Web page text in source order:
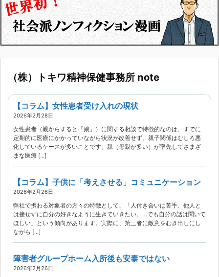
（株）トキワ精神保健事務所 note
【コラム】女性患者受け入れの現状
2026年2月28日
女性患者（親からすると「娘」）に関する相談で特徴的なのは、すでに
定期的に医療にかかっていながら状況が改善せず、親子関係はむしろ悪
化しているケースが多いことです。親（母親が多い）が率先してさまざ
まな医療 [...]
【コラム】子供に「考えさせる」コミュニケーション
2026年2月26日
弊社で携わる対象者の方々の特徴として、「人付き合いは苦手、他人と
は接せずに自分の好きなように生きていきたい。…でも自分の話は聞いて
ほしい」という傾向があります。実際に、第三者に敵意をむき出しにし
ながら [...]
障害者グループホーム入所後も安泰ではない
2026年2月26日